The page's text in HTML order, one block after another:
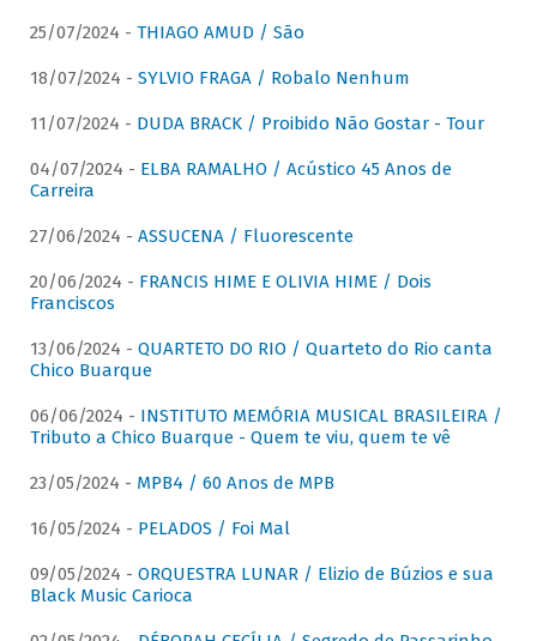
25/07/2024 - THIAGO AMUD / São
18/07/2024 - SYLVIO FRAGA / Robalo Nenhum
11/07/2024 - DUDA BRACK / Proibido Não Gostar - Tour
04/07/2024 - ELBA RAMALHO / Acústico 45 Anos de
Carreira
27/06/2024 - ASSUCENA / Fluorescente
20/06/2024 - FRANCIS HIME E OLIVIA HIME / Dois
Franciscos
13/06/2024 - QUARTETO DO RIO / Quarteto do Rio canta
Chico Buarque
06/06/2024 - INSTITUTO MEMÓRIA MUSICAL BRASILEIRA /
Tributo a Chico Buarque - Quem te viu, quem te vê
23/05/2024 - MPB4 / 60 Anos de MPB
16/05/2024 - PELADOS / Foi Mal
09/05/2024 - ORQUESTRA LUNAR / Elizio de Búzios e sua
Black Music Carioca